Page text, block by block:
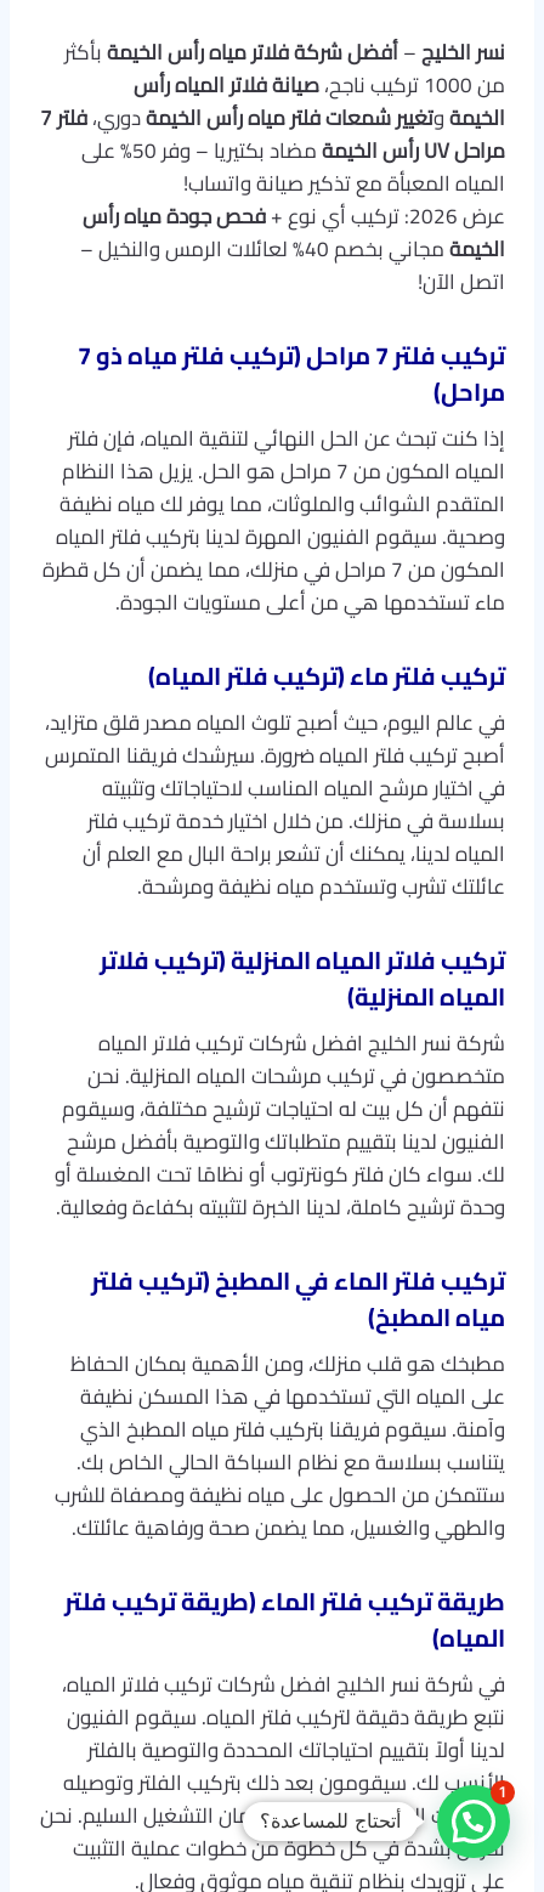
نسر الخليج–أفضل شركة فلاتر مياه رأس الخيمةبأكثر
من 1000 تركيب ناجح،
صيانة فلاتر المياه رأس
الخيمةوتغيير شمعات فلتر مياه رأس الخيمةدوري،
فلتر 7
مراحل UV رأس الخيمة
مضاد بكتيريا – وفر 50% على
المياه المعبأة مع تذكير صيانة واتساب!
عرض 2026: تركيب أي نوع +
فحص جودة مياه رأس
الخيمة
مجاني بخصم 40% لعائلات الرمس والنخيل –
اتصل الآن!​
تركيب فلتر 7 مراحل (تركيب فلتر مياه ذو 7
مراحل)
إذا كنت تبحث عن الحل النهائي لتنقية المياه، فإن فلتر
المياه المكون من 7 مراحل هو الحل. يزيل هذا النظام
المتقدم الشوائب والملوثات، مما يوفر لك مياه نظيفة
وصحية. سيقوم الفنيون المهرة لدينا بتركيب فلتر المياه
المكون من 7 مراحل في منزلك، مما يضمن أن كل قطرة
ماء تستخدمها هي من أعلى مستويات الجودة.
تركيب فلتر ماء (تركيب فلتر المياه)
في عالم اليوم، حيث أصبح تلوث المياه مصدر قلق متزايد،
أصبح تركيب فلتر المياه ضرورة. سيرشدك فريقنا المتمرس
في اختيار مرشح المياه المناسب لاحتياجاتك وتثبيته
بسلاسة في منزلك. من خلال اختيار خدمة تركيب فلتر
المياه لدينا، يمكنك أن تشعر براحة البال مع العلم أن
عائلتك تشرب وتستخدم مياه نظيفة ومرشحة.
تركيب فلاتر المياه المنزلية (تركيب فلاتر
المياه المنزلية)
شركة نسر الخليج افضل شركات تركيب فلاتر المياه
متخصصون في تركيب مرشحات المياه المنزلية. نحن
نتفهم أن كل بيت له احتياجات ترشيح مختلفة، وسيقوم
الفنيون لدينا بتقييم متطلباتك والتوصية بأفضل مرشح
لك. سواء كان فلتر كونترتوب أو نظامًا تحت المغسلة أو
وحدة ترشيح كاملة، لدينا الخبرة لتثبيته بكفاءة وفعالية.
تركيب فلتر الماء في المطبخ (تركيب فلتر
مياه المطبخ)
مطبخك هو قلب منزلك، ومن الأهمية بمكان الحفاظ
على المياه التي تستخدمها في هذا المسكن نظيفة
وآمنة. سيقوم فريقنا بتركيب فلتر مياه المطبخ الذي
يتناسب بسلاسة مع نظام السباكة الحالي الخاص بك.
ستتمكن من الحصول على مياه نظيفة ومصفاة للشرب
والطهي والغسيل، مما يضمن صحة ورفاهية عائلتك.
طريقة تركيب فلتر الماء (طريقة تركيب فلتر
المياه)
في شركة نسر الخليج افضل شركات تركيب فلاتر المياه،
نتبع طريقة دقيقة لتركيب فلتر المياه. سيقوم الفنيون
لدينا أولاً بتقييم احتياجاتك المحددة والتوصية بالفلتر
الأنسب لك. سيقومون بعد ذلك بتركيب الفلتر وتوصيله
بإمدادات المياه الخاصة بك وضمان التشغيل السليم. نحن
نحرص بشدة في كل خطوة من خطوات عملية التثبيت
على تزويدك بنظام تنقية مياه موثوق وفعال.
أتحتاج للمساعدة؟
1